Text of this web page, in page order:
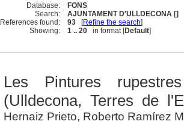
Database:
FONS
Search:
AJUNTAMENT D'ULLDECONA []
References found:
93 [Refine the search]
Showing:
1 .. 20 in format [Default]
Les Pintures
(Ulldecona, Terres de
Hernaiz Prieto, Roberto Ramírez